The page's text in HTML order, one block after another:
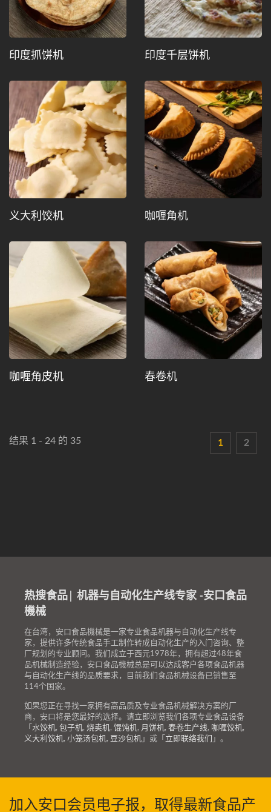
印度抓饼机 印度千层饼机
义大利饺机 咖喱角机
咖喱角皮机 春卷机
结果 1 - 24 的 35 1 2
热搜食品| 机器与自动化生产线专家 -安口食品
機械
在台湾，安口食品機械是一家专业食品机器与自动化生产线专
家，提供许多传统食品手工制作转成自动化生产的入门咨询、整
厂规划的专业顾问。我们成立于西元1978年，拥有超过48年食
品机械制造经验，安口食品機械总是可以达成客户各项食品机器
与自动化生产线的品质要求，目前我们食品机械设备已销售至
114个国家。
如果您正在寻找一家拥有高品质及专业食品机械解决方案的厂
商，安口将是您最好的选择。请立即浏览我们各项专业食品设备
「 水饺机, 包子机, 烧卖机, 馄饨机, 月饼机, 春卷生产线, 咖喱饺机,
义大利饺机, 小笼汤包机, 豆沙包机 」或「 立即联络我们 」。
加入安口会员电子报，取得最新食品产